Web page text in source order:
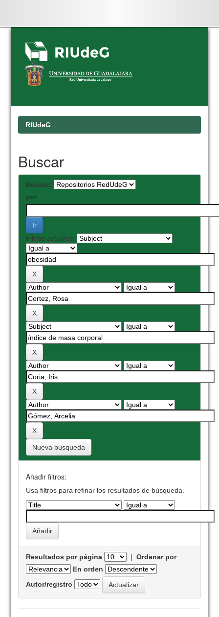
Skip
navigation
RIUdeG
Buscar
Buscar:
por
Filtros actuales:
Nueva búsqueda
Añadir filtros:
Usa filtros para refinar los resultados de búsqueda.
Resultados por página |Ordenar por
En orden
Autor/registro